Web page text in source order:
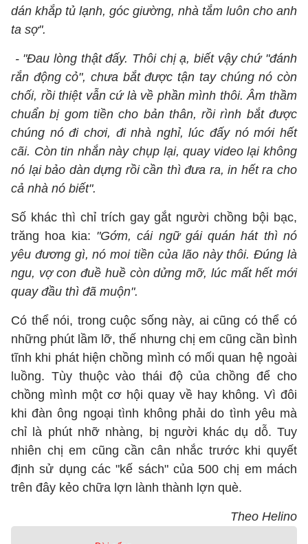
dán khắp tủ lạnh, góc giường, nhà tắm luôn cho anh
ta sợ".
- "Đau lòng thật đấy. Thôi chị ạ, biết vậy chứ "đánh
rắn động cỏ", chưa bắt được tận tay chúng nó còn
chối, rồi thiệt vẫn cứ là về phần mình thôi. Âm thầm
chuẩn bị gom tiền cho bản thân, rồi rình bắt được
chúng nó đi chơi, đi nhà nghỉ, lúc đấy nó mới hết
cãi. Còn tin nhắn này chụp lại, quay video lại không
nó lại bảo dàn dựng rồi cần thì đưa ra, in hết ra cho
cả nhà nó biết".
Số khác thì chỉ trích gay gắt người chồng bội bạc,
trăng hoa kia: "Gớm, cái ngữ gái quán hát thì nó
yêu đương gì, nó moi tiền của lão này thôi. Đúng là
ngu, vợ con đuề huề còn dửng mỡ, lúc mất hết mới
quay đầu thì đã muộn".
Có thể nói, trong cuộc sống này, ai cũng có thể có
những phút lầm lỡ, thế nhưng chị em cũng cần bình
tĩnh khi phát hiện chồng mình có mối quan hệ ngoài
luồng. Tùy thuộc vào thái độ của chồng để cho
chồng mình một cơ hội quay về hay không. Vì đôi
khi đàn ông ngoại tình không phải do tình yêu mà
chỉ là phút nhỡ nhàng, bị người khác dụ dỗ. Tuy
nhiên chị em cũng cần cân nhắc trước khi quyết
định sử dụng các "kế sách" của 500 chị em mách
trên đây kẻo chữa lợn lành thành lợn què.
Theo Helino